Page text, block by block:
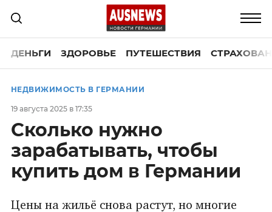
ДЕНЬГИ ЗДОРОВЬЕ ПУТЕШЕСТВИЯ
НЕДВИЖИМОСТЬ В ГЕРМАНИИ
19 августа 2025 в 17:35
Сколько нужно
зарабатывать, чтобы
купить дом в Германии
Цены на жильё снова растут, но многие